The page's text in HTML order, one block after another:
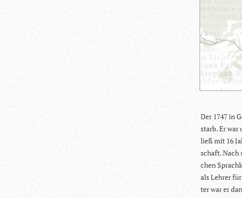
Der 1747 in
starb. Er war
ließ mit 16
schaft. Nach
chen
als Leh­rer
ter war er